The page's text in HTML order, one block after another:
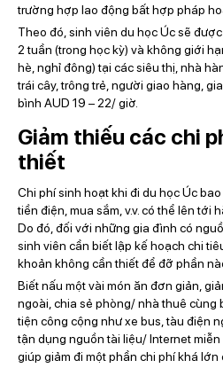
trường hợp lao động bất hợp pháp
Theo đó, sinh viên du học Úc sẽ
2 tuần (trong học kỳ) và không giới
hè, nghỉ đông) tại các siêu thị, nhà
trái cây, trông trẻ, người giao hàng,
bình AUD 19 – 22/ giờ.
Giảm thiếu các chi
thiết
Chi phí sinh hoạt khi đi du học Úc
tiền điện, mua sắm, v.v. có thể lên tới
Do đó, đối với những gia đình có
sinh viên cần biết lập kế hoạch chi
khoản không cần thiết để đỡ phần
Biết nấu một vài món ăn đơn giản,
ngoài, chia sẻ phòng/ nhà thuê cùng
tiện công cộng như xe bus, tàu điện
tận dụng nguồn tài liệu/ Internet miễn
giúp giảm đi một phần chi phí khá lớn